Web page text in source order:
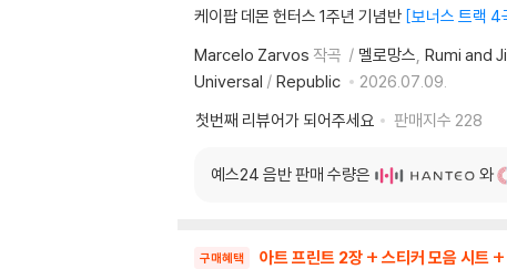
케이팝 데몬 헌터스 1주년 기념반 보너스 트랙 4
Marcelo Zarvos 작곡 멜로망스 Rumi and
Universal / Republic
2026.07.09.
첫번째 리뷰어가 되어주세요
판매지수 228
예스24 음반 판매 수량은 와
구매혜택 아트 프린트 2장 + 스티커 모음 시트